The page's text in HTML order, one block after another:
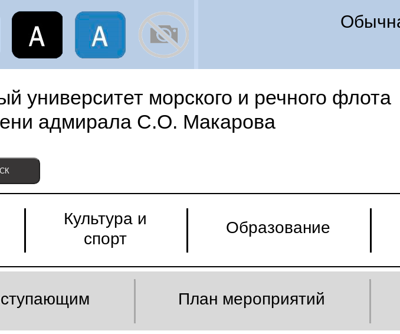
университет морского и речного флота
адмирала С.О. Макарова
Культура и
спорт
Образование
План мероприятий